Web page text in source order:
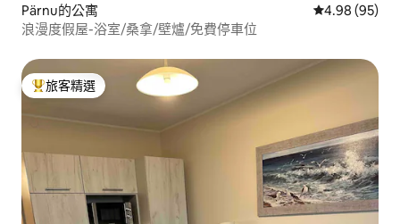
Pärnu的公寓 從 95 則評價
4.98 (95)
浪漫度假屋-浴室/桑拿/壁爐/免費停車位
旅客精選榜首
旅客精選